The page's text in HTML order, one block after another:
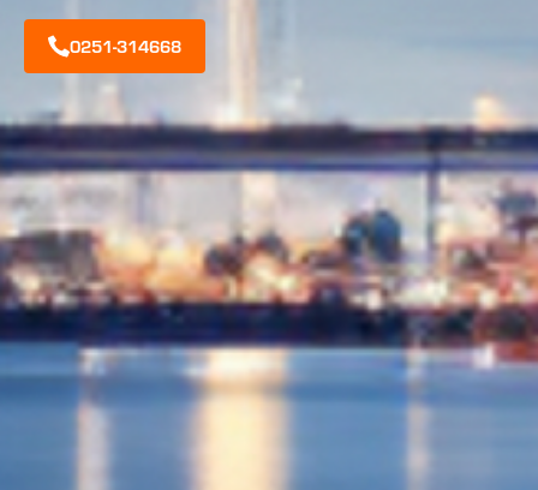
0251-314668